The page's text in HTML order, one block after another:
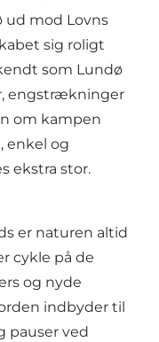
ud mod Lovns
sig roligt
som Lundø
engstrækninger
om kampen
enkel og
ekstra stor.
er naturen altid
cykle på de
og nyde
indbyder til
pauser ved